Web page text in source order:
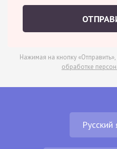
Нажимая на кнопку
обработке
Русский